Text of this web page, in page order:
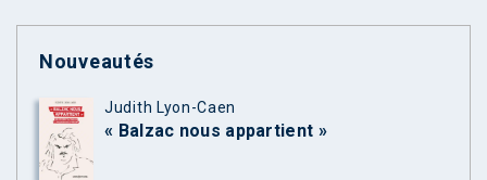
Nouveautés
Judith Lyon-Caen
« Balzac nous appartient »